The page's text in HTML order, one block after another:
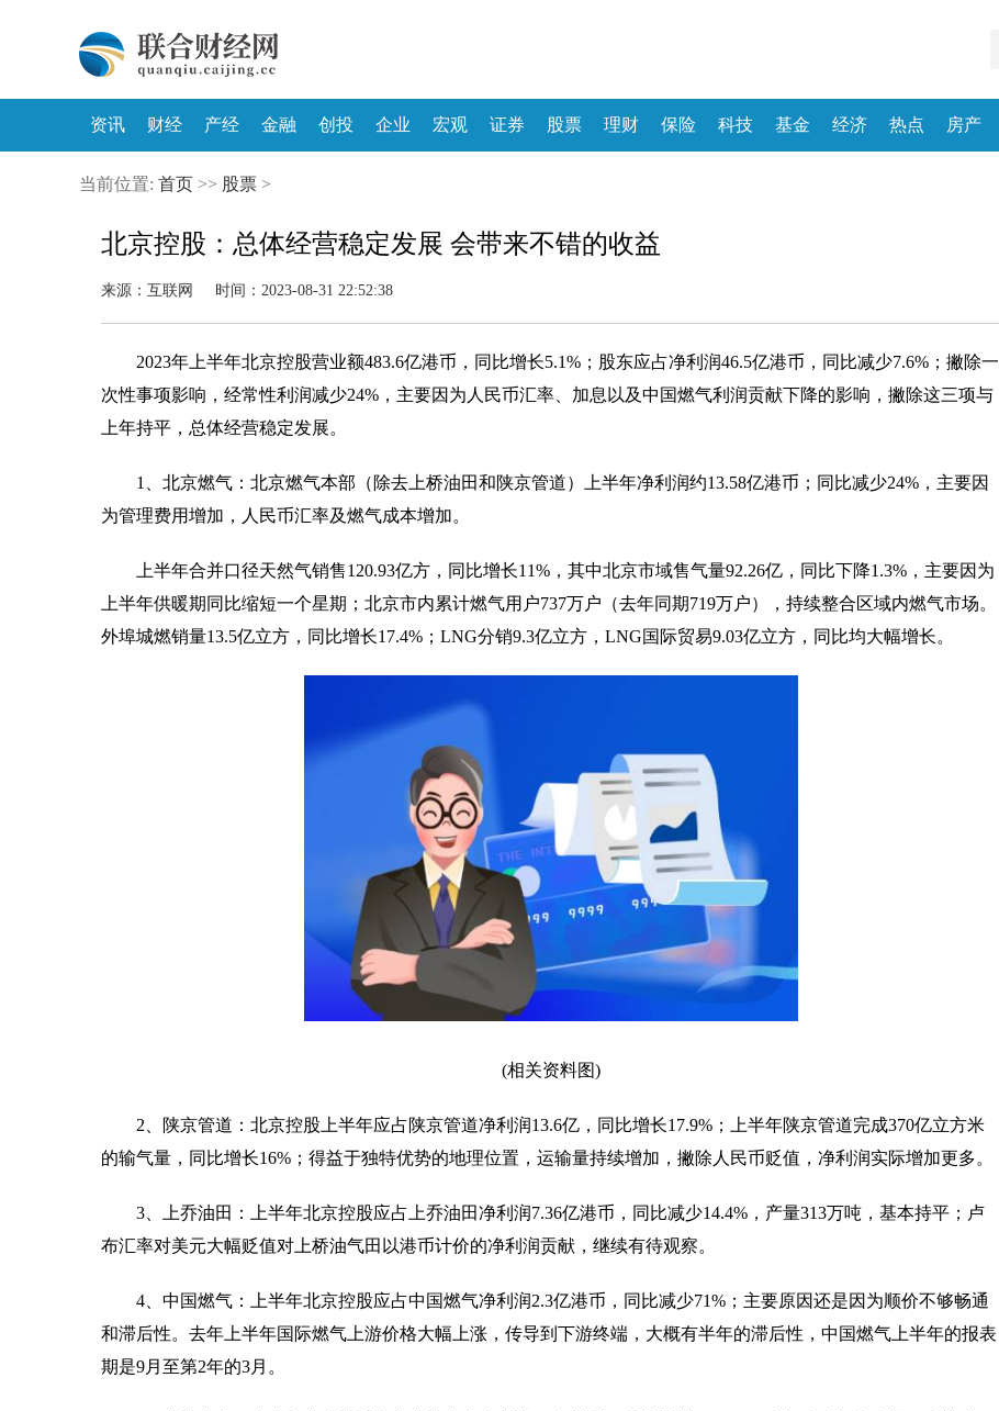
资讯 财经 产经 金融 创投 企业 宏观 证券 股票 理财 保险 科技 基金 经济 热点 房产
当前位置: 首页 >> 股票 >
北京控股：总体经营稳定发展 会带来不错的收益
来源：互联网 时间：2023-08-31 22:52:38
2023年上半年北京控股营业额483.6亿港币，同比增长5.1%；股东应占净利润46.5亿港币，同比减少7.6%；撇除一
次性事项影响，经常性利润减少24%，主要因为人民币汇率、加息以及中国燃气利润贡献下降的影响，撇除这三项与
上年持平，总体经营稳定发展。
1、北京燃气：北京燃气本部（除去上桥油田和陕京管道）上半年净利润约13.58亿港币；同比减少24%，主要因
为管理费用增加，人民币汇率及燃气成本增加。
上半年合并口径天然气销售120.93亿方，同比增长11%，其中北京市域售气量92.26亿，同比下降1.3%，主要因为
上半年供暖期同比缩短一个星期；北京市内累计燃气用户737万户（去年同期719万户），持续整合区域内燃气市场。
外埠城燃销量13.5亿立方，同比增长17.4%；LNG分销9.3亿立方，LNG国际贸易9.03亿立方，同比均大幅增长。
(相关资料图)
2、陕京管道：北京控股上半年应占陕京管道净利润13.6亿，同比增长17.9%；上半年陕京管道完成370亿立方米
的输气量，同比增长16%；得益于独特优势的地理位置，运输量持续增加，撇除人民币贬值，净利润实际增加更多。
3、上乔油田：上半年北京控股应占上乔油田净利润7.36亿港币，同比减少14.4%，产量313万吨，基本持平；卢
布汇率对美元大幅贬值对上桥油气田以港币计价的净利润贡献，继续有待观察。
4、中国燃气：上半年北京控股应占中国燃气净利润2.3亿港币，同比减少71%；主要原因还是因为顺价不够畅通
和滞后性。去年上半年国际燃气上游价格大幅上涨，传导到下游终端，大概有半年的滞后性，中国燃气上半年的报表
期是9月至第2年的3月。